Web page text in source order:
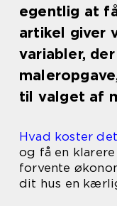
egentlig at
artikel giver
variabler,
til valget af
Hvad koster
og få en
forvente
dit hus en